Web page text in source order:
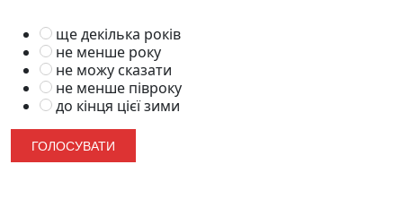
ще декілька років
не менше року
не можу сказати
не менше півроку
до кінця цієї зими